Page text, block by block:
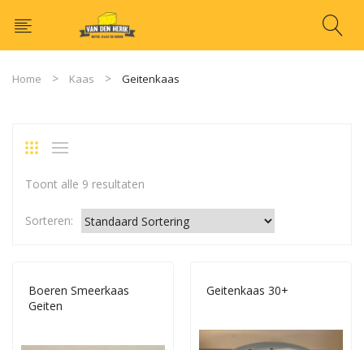
Home Kaas Geitenkaas
Toont alle 9 resultaten
Sorteren:
Boeren Smeerkaas
Geiten
Geitenkaas 30+